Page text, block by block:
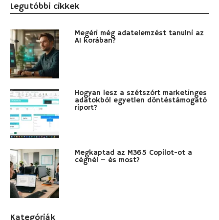
Legutóbbi cikkek
Megéri még adatelemzést tanulni az
AI korában?
Hogyan lesz a szétszórt marketinges
adatokból egyetlen döntéstámogató
riport?
Megkaptad az M365 Copilot-ot a
cégnél – és most?
Kategóriák